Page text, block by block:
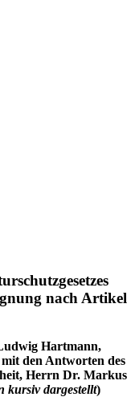
nach Artikel
Hartmann,
den Antworten des
Herrn Dr. Markus
kursiv dargestellt)